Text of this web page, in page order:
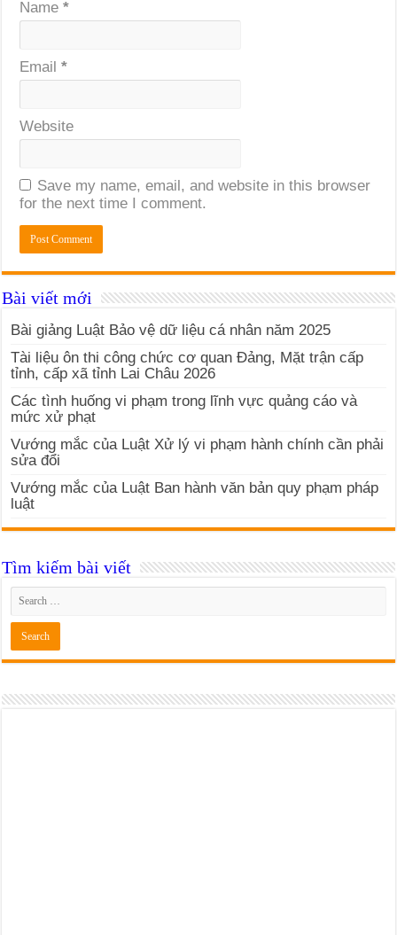
Name*
Email*
Website
Save my name, email, and website in this browser
for the next time I comment.
Bài viết mới
Bài giảng Luật Bảo vệ dữ liệu cá nhân năm 2025
Tài liệu ôn thi công chức cơ quan Đảng, Mặt trận cấp
tỉnh, cấp xã tỉnh Lai Châu 2026
Các tình huống vi phạm trong lĩnh vực quảng cáo và
mức xử phạt
Vướng mắc của Luật Xử lý vi phạm hành chính cần phải
sửa đổi
Vướng mắc của Luật Ban hành văn bản quy phạm pháp
luật
Tìm kiếm bài viết